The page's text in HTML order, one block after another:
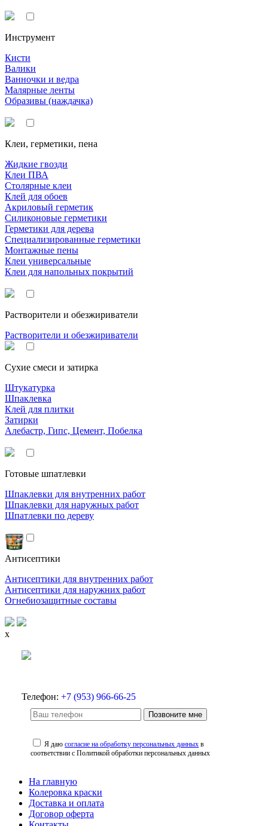
Инструмент
Кисти
Валики
Ванночки и ведра
Малярные ленты
Образивы (наждачка)
Клеи, герметики, пена
Жидкие гвозди
Клеи ПВА
Столярные клеи
Клей для обоев
Акриловый герметик
Силиконовые герметики
Герметики для дерева
Специализированные герметики
Монтажные пены
Клеи универсальные
Клеи для напольных покрытий
Растворители и обезжириватели
Растворители и обезжириватели
Сухие смеси и затирка
Штукатурка
Шпаклевка
Клей для плитки
Затирки
Алебастр, Гипс, Цемент, Побелка
Готовые шпатлевки
Шпаклевки для внутренних работ
Шпаклевки для наружных работ
Шпатлевки по дереву
Антисептики
Антисептики для внутренних работ
Антисептики для наружних работ
Огнебиозащитные составы
x
Телефон: +7 (953) 966-66-25
Позвоните мне
Я даюсогласие на обработку персональных данных в
соответствии с Политикой обработки персональных данных
На главную
Колеровка краски
Доставка и оплата
Договор оферта